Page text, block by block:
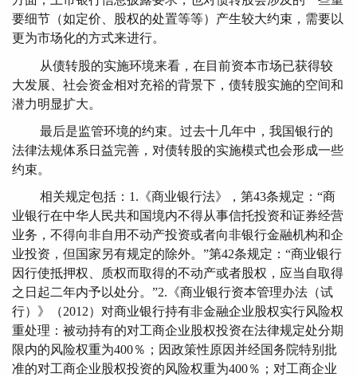
要细节（如定价、股权的处置等等）产生较大约束，需要以
更为市场化的方式来进行。
从债转股的实施环境来看，在目前资本市场已获得较
大发展、社会资金相对充裕的背景下，债转股实施的空间和
潜力明显扩大。
最后是监管环境的约束。过去十几年中，我国银行的
法律法规体系日益完善，对债转股的实施模式也会形成一些
约束。
相关规定包括：1.《商业银行法》，第43条规定：“商
业银行在中华人民共和国境内不得从事信托投资和证券经营
业务，不得向非自用不动产投资或者向非银行金融机构和企
业投资，但国家另有规定的除外。”第42条规定：“商业银行
因行使抵押权、质权而取得的不动产或者股权，应当自取得
之日起二年内予以处分。”2.《商业银行资本管理办法（试
行）》（2012）对商业银行持有非金融企业股权实行风险权
重处理：被动持有的对工商企业股权投资在法律规定处分期
限内的风险权重为400％；因政策性原因并经国务院特别批
准的对工商企业股权投资的风险权重为400％；对工商企业